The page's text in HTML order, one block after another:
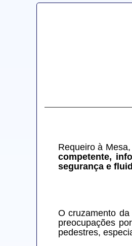
Requeiro à
competente,
segurança e
O cruzamento
preocupações
pedestres,